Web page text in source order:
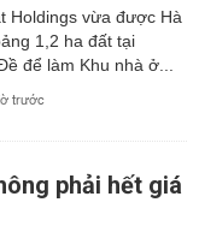
Holdings vừa được Hà
1,2 ha đất tại
để làm Khu nhà ở...
trước
phải hết giá